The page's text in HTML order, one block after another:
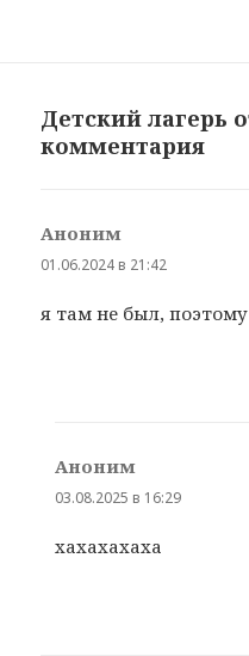
Детский лагерь
комментария
Аноним
01.06.2024 в 21:42
я там не был,
Аноним
03.08.2025 в 16:29
хахахахаха